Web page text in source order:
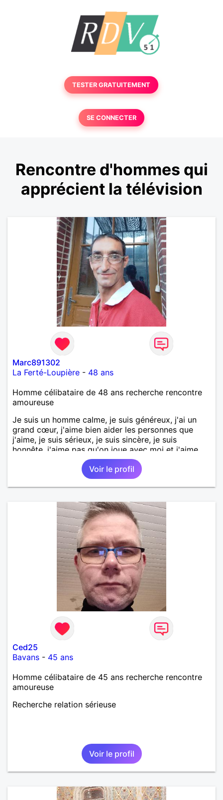
TESTER GRATUITEMENT
SE CONNECTER
Rencontre d'hommes qui
apprécient la télévision
Marc891302
La Ferté-Loupière - 48 ans
Homme célibataire de 48 ans recherche rencontre
amoureuse
Je suis un homme calme, je suis généreux, j'ai un
grand cœur, j'aime bien aider les personnes que
j'aime, je suis sérieux, je suis sincère, je suis
honnête, j'aime pas qu'on joue avec moi et j'aime
pas les mensonges. Je cherche une relation
amoureuse et sérieuse.Voir le profil
Ced25
Bavans - 45 ans
Homme célibataire de 45 ans recherche rencontre
amoureuse
Recherche relation sérieuse
Voir le profil